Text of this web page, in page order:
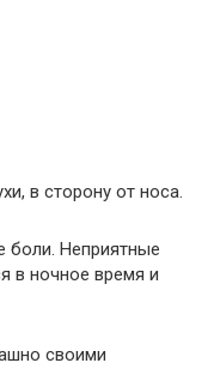
в сторону от носа.
боли. Неприятные
в ночное время и
своими